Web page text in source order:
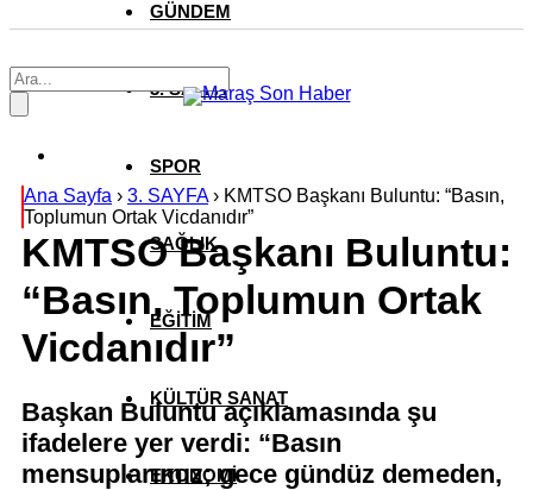
GÜNDEM
3. SAYFA
SPOR
SAĞLIK
EĞİTİM
KÜLTÜR SANAT
EKONOMİ
Ana Sayfa › 3. SAYFA› KMTSO Başkanı Buluntu: “Basın,
Toplumun Ortak Vicdanıdır”
KMTSO Başkanı Buluntu:
“Basın, Toplumun Ortak
Vicdanıdır”
Başkan Buluntu açıklamasında şu
ifadelere yer verdi: “Basın
mensuplarımız; gece gündüz demeden,